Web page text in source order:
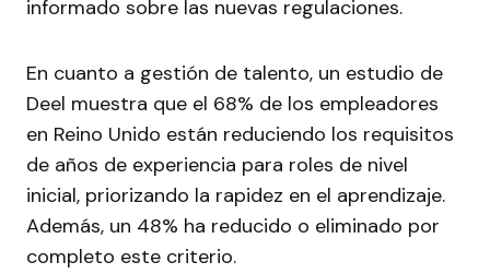
informado sobre las nuevas regulaciones.
En cuanto a gestión de talento, un estudio de
Deel muestra que el 68% de los empleadores
en Reino Unido están reduciendo los requisitos
de años de experiencia para roles de nivel
inicial, priorizando la rapidez en el aprendizaje.
Además, un 48% ha reducido o eliminado por
completo este criterio.